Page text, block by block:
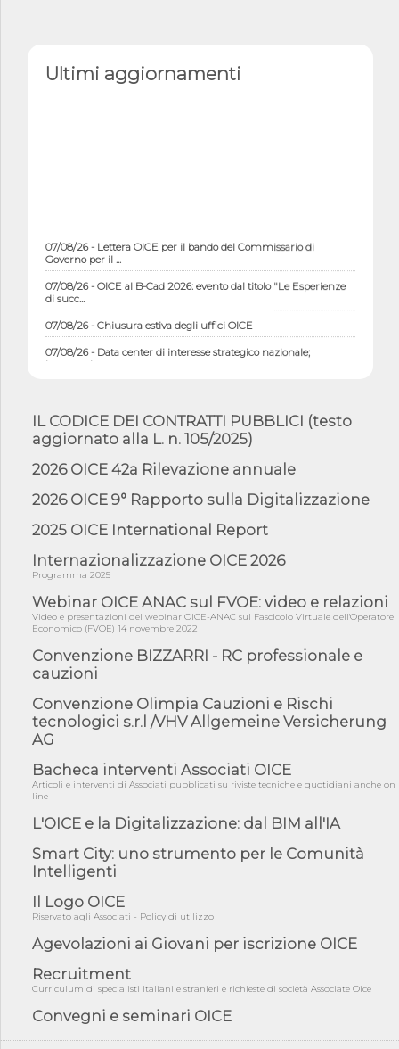
Ultimi aggiornamenti
07/08/26 - Lettera OICE per il bando del Commissario di
Governo per il ...
07/08/26 - OICE al B-Cad 2026: evento dal titolo "Le Esperienze
di succ...
07/08/26 - Chiusura estiva degli uffici OICE
07/08/26 - Data center di interesse strategico nazionale;
interventi pe...
07/08/26 - Ponte sullo Stretto di Messina: deliberata la
sussistenza di...
07/08/26 - Tunnel Brennero, dal Cipess via libera al quinto lotto
costr...
06/08/26 - Istat, produzione industriale in calo dell'1% a giugno,
con ...
06/08/26 - DL PA approvato in Cdm: contributi per
riqualificazione sism...
06/08/26 - CdM: approvato il d.lgs. di adeguamento all’AI Act in
mate...
06/08/26 - DDL delegazione europea in Cdm per recepimento
norme UE in m...
05/08/26 - DL Infrastrutture e PNRR è legge: approvata oggi la
fiducia...
05/08/26 - Focus OICE sul DDL di riforma della responsabilità
05/08/26 - Anac: pubblicata la Relazione illustrativa al Bando tipo
2 s...
05/08/26 - SAVE THE DATE: Assemblea Pubblica Confindustria
Professioni ...
05/08/26 - Successo OICE per il bando della Città metropolitana
di Reg...
05/08/26 - Lettera OICE per il bando della Giunta Regionale della
Campa...
04/08/26 - DL PA: previste cancellazioni da elenchi professionisti
per ...
04/08/26 - International Sustainable Buildings Competition -
COP31, An...
04/08/26 - CdS, project financing: progetto di fattibilità da
impugnar...
IL CODICE DEI CONTRATTI PUBBLICI (testo
aggiornato alla L. n. 105/2025)
2026 OICE 42a Rilevazione annuale
2026 OICE 9° Rapporto sulla Digitalizzazione
2025 OICE International Report
Internazionalizzazione OICE 2026
Programma 2025
Webinar OICE ANAC sul FVOE: video e relazioni
Video e presentazioni del webinar OICE-ANAC sul Fascicolo Virtuale dell'Operatore
Economico (FVOE) 14 novembre 2022
Convenzione BIZZARRI - RC professionale e
cauzioni
Convenzione Olimpia Cauzioni e Rischi
tecnologici s.r.l /VHV Allgemeine Versicherung
AG
Bacheca interventi Associati OICE
Articoli e interventi di Associati pubblicati su riviste tecniche e quotidiani anche on
line
L'OICE e la Digitalizzazione: dal BIM all'IA
Smart City: uno strumento per le Comunità
Intelligenti
Il Logo OICE
Riservato agli Associati - Policy di utilizzo
Agevolazioni ai Giovani per iscrizione OICE
Recruitment
Curriculum di specialisti italiani e stranieri e richieste di società Associate Oice
Convegni e seminari OICE